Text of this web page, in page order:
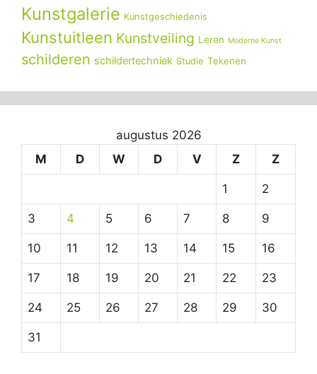
Kunstgalerie Kunstgeschiedenis
Kunstuitleen Kunstveiling Leren Moderne Kunst
schilderen schildertechniek Studie Tekenen
augustus 2026
M
D W D V Z Z
1 2
3 4 5 6 7 8 9
10 11 12 13 14 15 16
17 18 19 20 21 22 23
24 25 26 27 28 29 30
31